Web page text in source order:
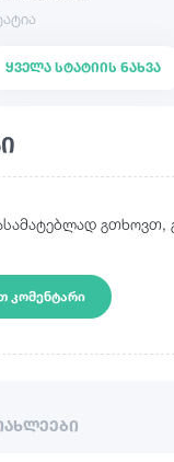
ᲧᲕᲔᲚᲐ ᲡᲢᲐᲢᲘᲘᲡ ᲜᲐᲮᲕᲐ
გთხოვთ,
ᲙᲝᲛᲔᲜᲢᲐᲠᲘ